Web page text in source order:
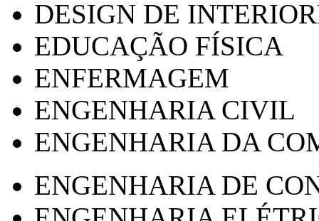
DESIGN DE
EDUCAÇÃO FÍSICA
ENFERMAGEM
ENGENHARIA CIVIL
ENGENHARIA DA
ENGENHARIA DE